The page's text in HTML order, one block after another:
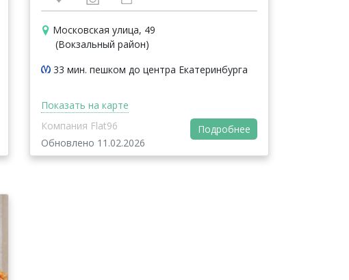
Московская улица, 49
(Вокзальный район)
33 мин. пешком до центра Екатеринбурга
Показать на карте
Компания Flat96
Обновлено 11.02.2026
Подробнее